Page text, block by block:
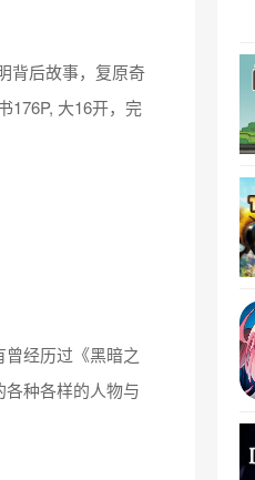
背后故事，复原奇
176P, 大16开，完
曾经历过《黑暗之
各种各样的人物与